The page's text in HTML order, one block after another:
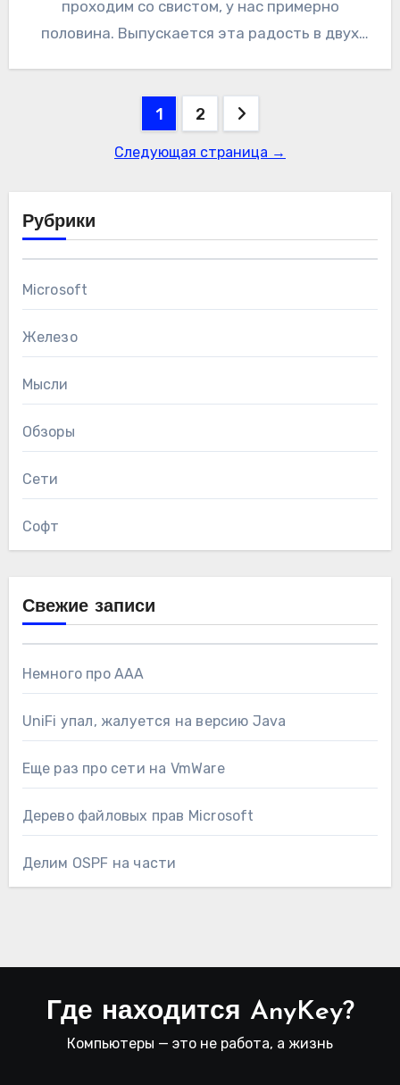
проходим со свистом, у нас примерно
половина. Выпускается эта радость в двух
самостоятельная редакция. Начну с цен, как
Пагинация
записей
1 2
Следующая страница →
Рубрики
Microsoft
Железо
Мысли
Обзоры
Сети
Софт
Свежие записи
Немного про AAA
UniFi упал, жалуется на версию Java
Еще раз про сети на VmWare
Дерево файловых прав Microsoft
Делим OSPF на части
Где находится AnyKey?
Компьютеры — это не работа, а жизнь